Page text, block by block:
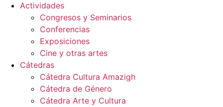
Actividades
Congresos y Seminarios
Conferencias
Exposiciones
Cine y otras artes
Cátedras
Cátedra Cultura Amazigh
Cátedra de Género
Cátedra Arte y Cultura